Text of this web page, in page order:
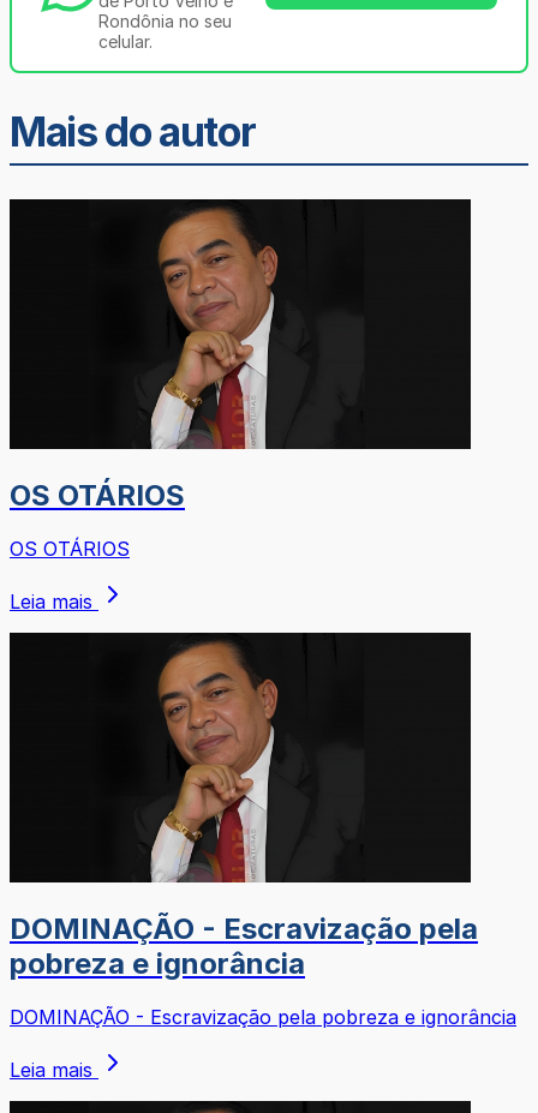
Rondônia no seu
celular.
Mais do autor
OS OTÁRIOS
OS OTÁRIOS
Leia mais
DOMINAÇÃO - Escravização pela
pobreza e ignorância
DOMINAÇÃO - Escravização pela pobreza e ignorância
Leia mais